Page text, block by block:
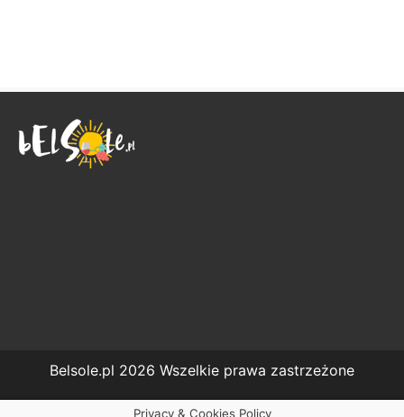
Belsole.pl 2026 Wszelkie prawa zastrzeżone
Privacy & Cookies Policy